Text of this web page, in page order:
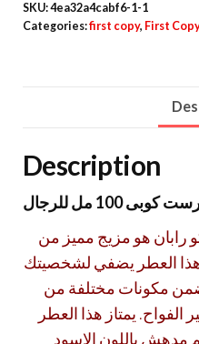
SKU:4ea32a4cabf6-1-1
Categories:first copy, First
Description
100 مل للرجال
هو مزيج مميز من
العطر يضفي لشخصيتك
مكونات مختلفة من
الفواح. يمتاز هذا العطر
مدهش باللون الاسود